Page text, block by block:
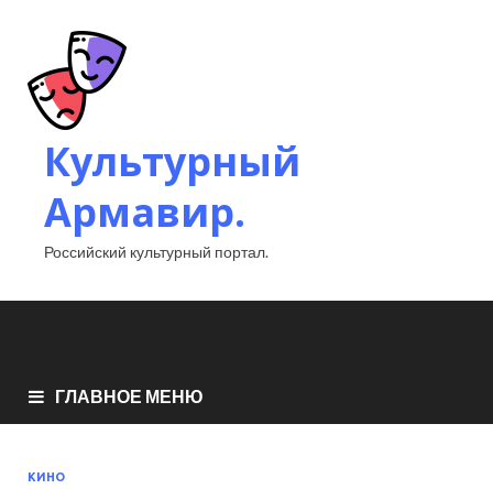
Культурный
Армавир.
Российский культурный портал.
ГЛАВНОЕ МЕНЮ
КИНО